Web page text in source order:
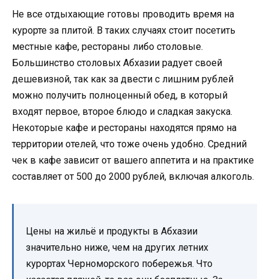
Не все отдыхающие готовы проводить время на
курорте за плитой. В таких случаях стоит посетить
местные кафе, рестораны либо столовые.
Большинство столовых Абхазии радует своей
дешевизной, так как за двести с лишним рублей
можно получить полноценный обед, в который
входят первое, второе блюдо и сладкая закуска.
Некоторые кафе и рестораны находятся прямо на
территории отелей, что тоже очень удобно. Средний
чек в кафе зависит от вашего аппетита и на практике
составляет от 500 до 2000 рублей, включая алкоголь.
Цены на жильё и продукты в Абхазии
значительно ниже, чем на других летних
курортах Черноморского побережья. Что